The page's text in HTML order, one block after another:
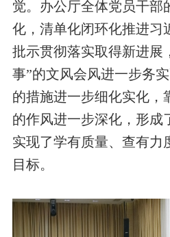
觉。 办公厅全体党员干部
化，清单化闭环化推进习
批示贯彻落实取得新进展
事”的文风会风进一步务实
的措施进一步细化实化，
的作风进一步深化，形成
实现了学有质量、查有力
目标。